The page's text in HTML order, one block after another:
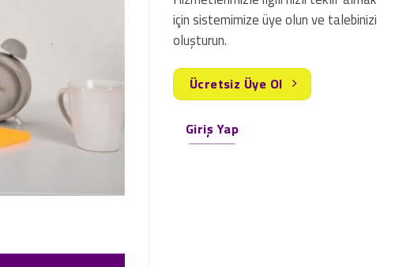
için sistemimize üye olun ve talebinizi
oluşturun.
Ücretsiz Üye Ol
Giriş Yap